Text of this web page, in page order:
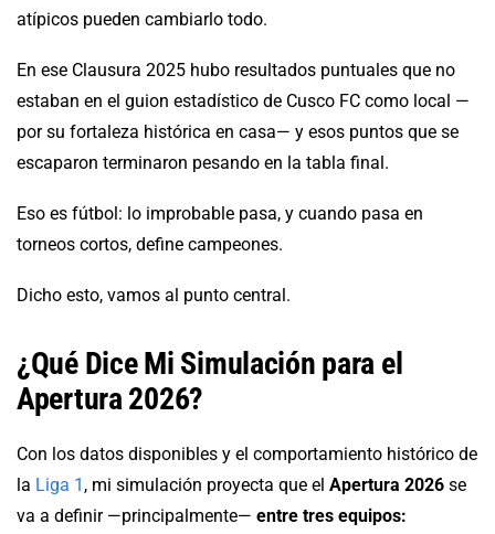
atípicos pueden cambiarlo todo.
En ese Clausura 2025 hubo resultados puntuales que no
estaban en el guion estadístico de Cusco FC como local —
por su fortaleza histórica en casa— y esos puntos que se
escaparon terminaron pesando en la tabla final.
Eso es fútbol: lo improbable pasa, y cuando pasa en
torneos cortos, define campeones.
Dicho esto, vamos al punto central.
¿Qué Dice Mi Simulación para el
Apertura 2026?
Con los datos disponibles y el comportamiento histórico de
la Liga 1 , mi simulación proyecta que el Apertura 2026 se
va a definir —principalmente— entre tres equipos: